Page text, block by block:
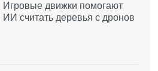
Игровые движки помогают
ИИ считать деревья с дронов